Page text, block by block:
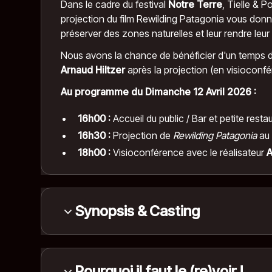
Dans le cadre dufestival Notre Terre, Tielle &
projection du film Rewilding Patagonia vous
préserver des zones naturelles et leur rendre
Nous avons la chance de bénéficier d'un temps
Arnaud Hiltzeraprès la projection (en
Au programme du Dimanche 12 Avril 2026 :
16h00 :Accueil du public / Bar et petite
16h30 : Projection de Rewilding Patagoniaau
18h00 : Visioconférence avec le réalisateur
Synopsis & Casting